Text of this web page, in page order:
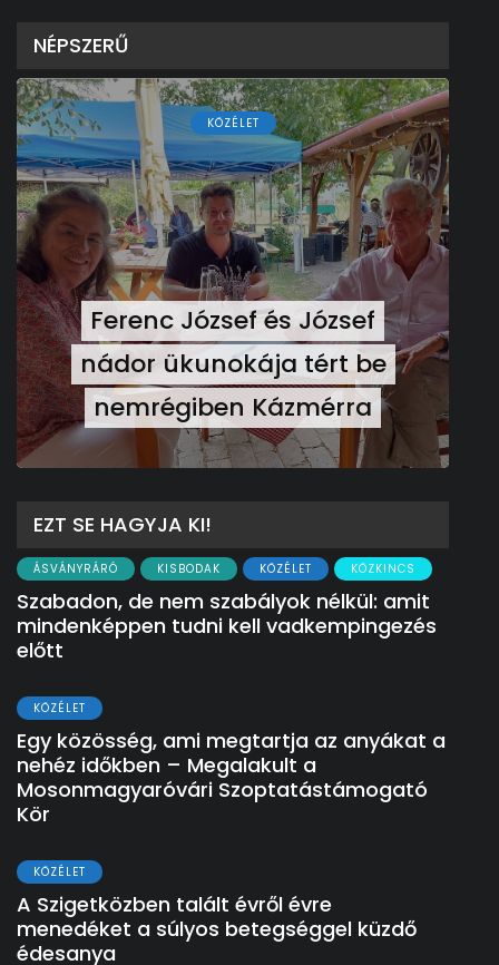
NÉPSZERŰ
KÖZÉLET
Ferenc József és József
nádor ükunokája tért be
nemrégiben Kázmérra
EZT SE HAGYJA KI!
ÁSVÁNYRÁRÓ KISBODAK KÖZÉLET KÖZKINCS
Szabadon, de nem szabályok nélkül: amit
mindenképpen tudni kell vadkempingezés
előtt
KÖZÉLET
Egy közösség, ami megtartja az anyákat a
nehéz időkben – Megalakult a
Mosonmagyaróvári Szoptatástámogató
Kör
KÖZÉLET
A Szigetközben talált évről évre
menedéket a súlyos betegséggel küzdő
édesanya